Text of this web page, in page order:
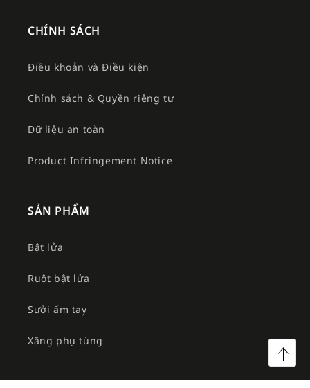
CHÍNH SÁCH
Điều khoản và Điều kiện
Chính sách & Quyền riêng tư
Dữ liệu an toàn
Product Infringement Notice
SẢN PHẨM
Bật lửa
Ruột bật lửa
Sưởi ấm tay
Xăng phụ tùng